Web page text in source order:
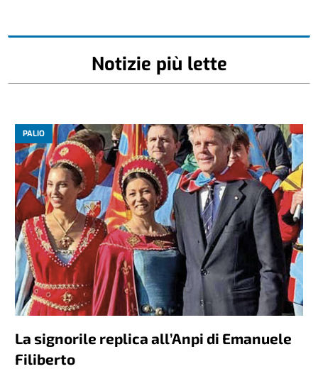
Notizie più lette
PALIO
La signorile replica all’Anpi di Emanuele
Filiberto